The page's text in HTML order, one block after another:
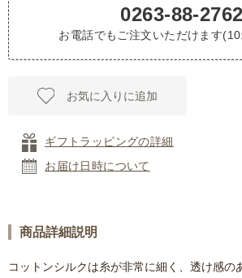
0263-88-2762
お電話でもご注文いただけます
お気に入りに追加
ギフトラッピングの詳細
お届け日時について
商品詳細説明
コットンシルクは糸が非常に細く、透け感の